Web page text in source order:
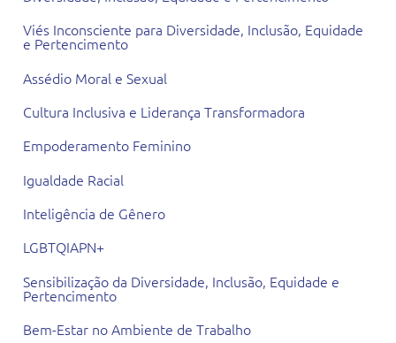
Viés Inconsciente para Diversidade, Inclusão, Equidade
e Pertencimento
Assédio Moral e Sexual
Cultura Inclusiva e Liderança Transformadora
Empoderamento Feminino
Igualdade Racial
Inteligência de Gênero
LGBTQIAPN+
Sensibilização da Diversidade, Inclusão, Equidade e
Pertencimento
Bem-Estar no Ambiente de Trabalho